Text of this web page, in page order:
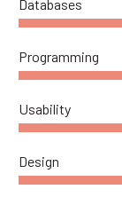
Databases
Programming
Usability
Design